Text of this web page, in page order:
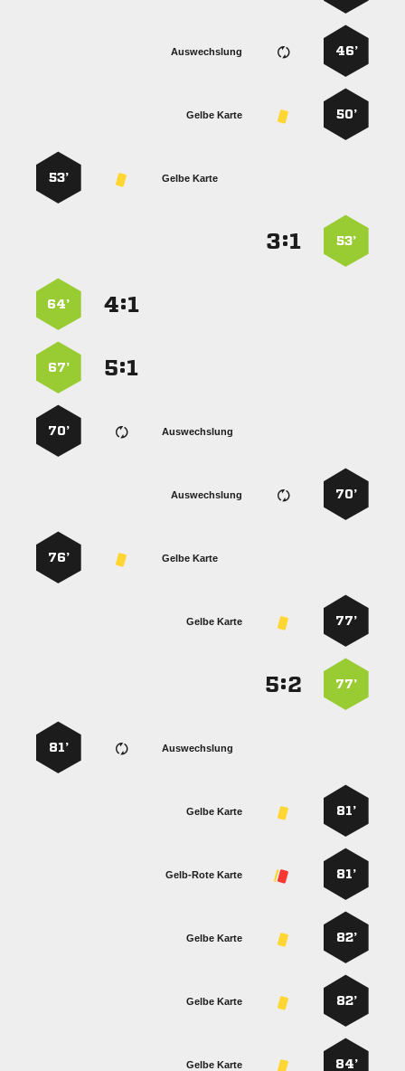
46’
Auswechslung
50’
Gelbe Karte
Gelbe Karte
53’
53’
:
:
64’
:
67’
Auswechslung
70’
70’
Auswechslung
Gelbe Karte
76’
77’
Gelbe Karte
77’
:
Auswechslung
81’
81’
Gelbe Karte
81’
Gelb-Rote Karte
82’
Gelbe Karte
82’
Gelbe Karte
84’
Gelbe Karte